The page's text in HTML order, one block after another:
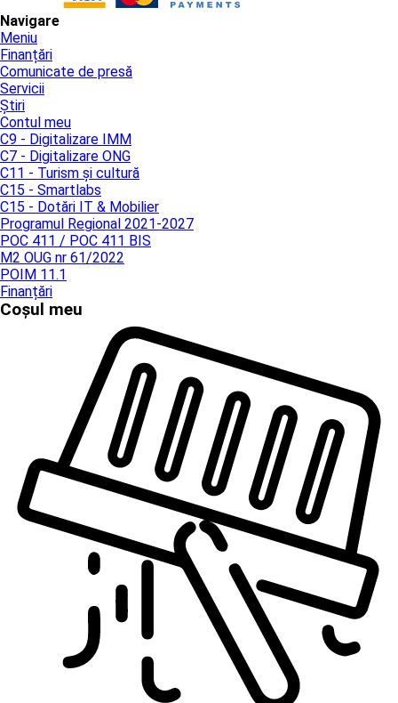
Navigare
Meniu
Finanțări
Comunicate de presă
Servicii
Știri
Contul meu
C9 - Digitalizare IMM
C7 - Digitalizare ONG
C11 - Turism și cultură
C15 - Smartlabs
C15 - Dotări IT & Mobilier
Programul Regional 2021-2027
POC 411 / POC 411 BIS
M2 OUG nr 61/2022
POIM 11.1
Finanțări
Coșul meu